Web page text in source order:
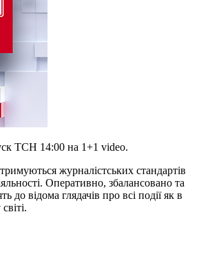
ТСН 14:00 на 1+1 video.
журналістських стандартів
Оперативно, збалансовано та
до відома глядачів про всі події як в